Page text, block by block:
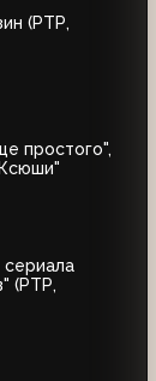
(РТР,
простого",
сериала
(РТР,